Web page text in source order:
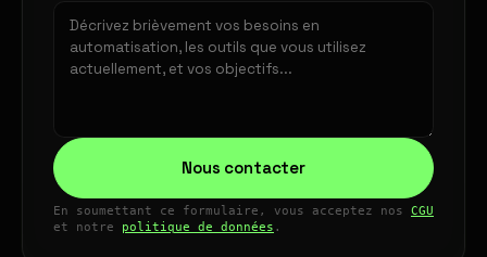
Nous contacter
En soumettant ce formulaire, vous acceptez nos CGU
et notre politique de données .